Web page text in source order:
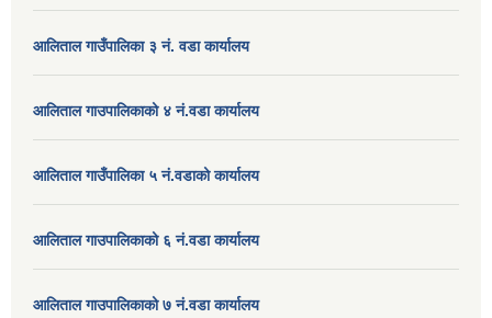
आलिताल गाउँपालिका ३ नं. वडा कार्यालय
आलिताल गाउपालिकाको ४ नं.वडा कार्यालय
आलिताल गाउँपालिका ५ नं.वडाको कार्यालय
आलिताल गाउपालिकाको ६ नं.वडा कार्यालय
आलिताल गाउपालिकाको ७ नं.वडा कार्यालय